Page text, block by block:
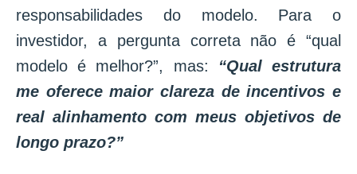
responsabilidades do modelo. Para o
investidor, a pergunta correta não é “qual
modelo é melhor?”, mas: “Qual estrutura
me oferece maior clareza de incentivos e
real alinhamento com meus objetivos de
longo prazo?”